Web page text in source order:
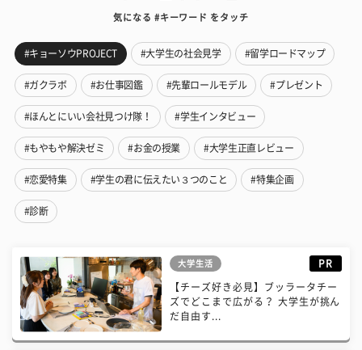
気になる #キーワード をタッチ
#キョーソウPROJECT #大学生の社会見学 #留学ロードマップ
#ガクラボ #お仕事図鑑 #先輩ロールモデル #プレゼント
#ほんとにいい会社見つけ隊！ #学生インタビュー
#もやもや解決ゼミ #お金の授業 #大学生正直レビュー
#恋愛特集 #学生の君に伝えたい３つのこと #特集企画
#診断
大学生活 PR
【チーズ好き必見】ブッラータチー
ズでどこまで広がる？ 大学生が挑ん
だ自由す...